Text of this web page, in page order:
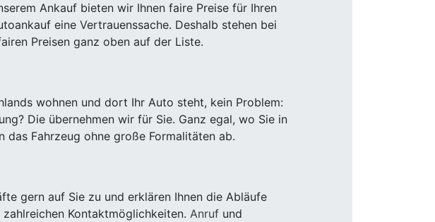
Ankauf bieten wir Ihnen faire Preise für Ihren
eine Vertrauenssache. Deshalb stehen bei
Preisen ganz oben auf der Liste.
wohnen und dort Ihr Auto steht, kein Problem:
Die übernehmen wir für Sie. Ganz egal, wo Sie in
das Fahrzeug ohne große Formalitäten ab.
gern auf Sie zu und erklären Ihnen die Abläufe
Kontaktmöglichkeiten. Anruf und